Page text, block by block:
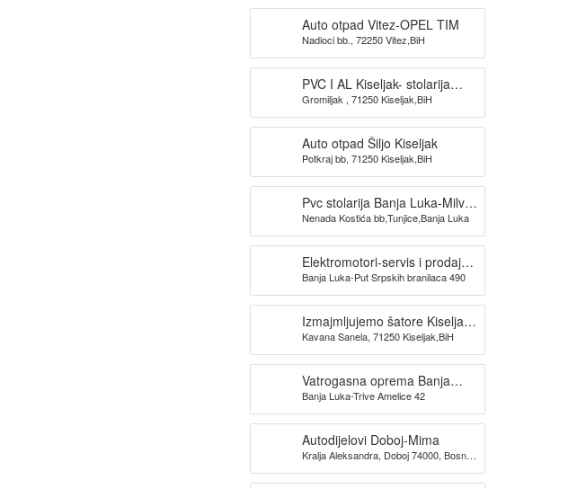
Auto otpad Vitez-OPEL TIM
Nadioci bb., 72250 Vitez,BiH
PVC I AL Kiseljak- stolarija
BAUPLAST
Gromiljak , 71250 Kiseljak,BiH
Auto otpad Šiljo Kiseljak
Potkraj bb, 71250 Kiseljak,BiH
Pvc stolarija Banja Luka-Milva
doo
Nenada Kostića bb,Tunjice,Banja Luka
Elektromotori-servis i prodaja
TRIDAK ELEKTRO
Banja Luka-Put Srpskih branilaca 490
Izmajmljujemo šatore Kiseljak-
KAVANA SANELA
Kavana Sanela, 71250 Kiseljak,BiH
Vatrogasna oprema Banja
Luka -SPAS doo
Banja Luka-Trive Amelice 42
Autodijelovi Doboj-Mima
Kralja Aleksandra, Doboj 74000, Bosna i